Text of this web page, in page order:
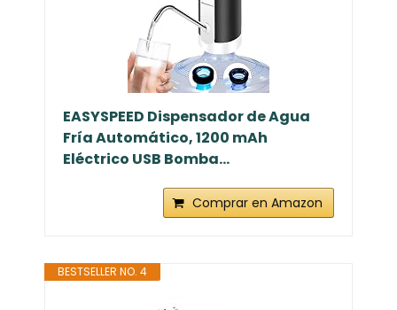
EASYSPEED Dispensador de Agua
Fría Automático, 1200 mAh
Eléctrico USB Bomba...
Comprar en Amazon
BESTSELLER NO. 4